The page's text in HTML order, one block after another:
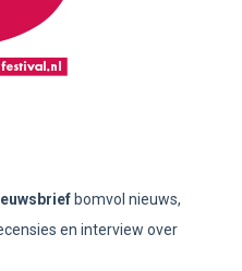
bomvol nieuws,
en interview over